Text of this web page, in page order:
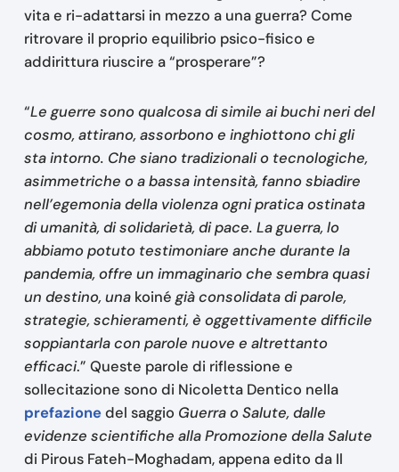
vita e ri-adattarsi in mezzo a una guerra? Come
ritrovare il proprio equilibrio psico-fisico e
addirittura riuscire a “prosperare”?
“Le guerre sono qualcosa di simile ai buchi neri del
cosmo, attirano, assorbono e inghiottono chi gli
sta intorno. Che siano tradizionali o tecnologiche,
asimmetriche o a bassa intensità, fanno sbiadire
nell’egemonia della violenza ogni pratica ostinata
di umanità, di solidarietà, di pace. La guerra, lo
abbiamo potuto testimoniare anche durante la
pandemia, offre un immaginario che sembra quasi
un destino, una koinégià consolidata di parole,
strategie, schieramenti, è oggettivamente difficile
soppiantarla con parole nuove e altrettanto
efficaci.” Queste parole di riflessione e
sollecitazione sono di Nicoletta Dentico nella
prefazionedel saggio Guerra o Salute, dalle
evidenze scientifiche alla Promozione della Salute
di Pirous Fateh-Moghadam, appena edito da Il